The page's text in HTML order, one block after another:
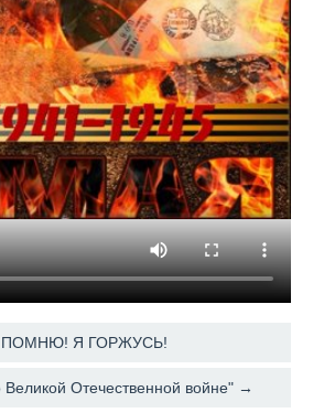
Я ГОРЖУСЬ!
Отечественной войне" →